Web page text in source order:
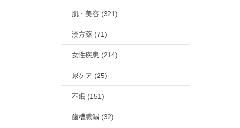
肌・美容 (321)
漢方薬 (71)
女性疾患 (214)
尿ケア (25)
不眠 (151)
歯槽膿漏 (32)